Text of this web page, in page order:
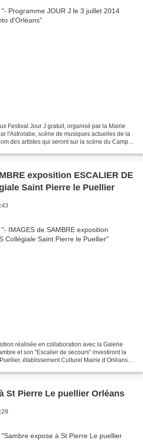
Festival Jour J gratuit, organisé par la Mairie
l'Astrolabe, scène de musiques actuelles de la
des artistes qui seront sur la scène du Camp
exposition ESCALIER DE
Saint Pierre le Puellier
réalisée en collaboration avec la Galerie
et son "Escalier de secours" investiront la
établissement Culturel Mairie d’Orléans
St Pierre Le puellier Orléans